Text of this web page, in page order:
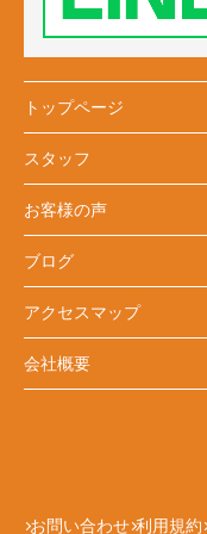
トップページ
スタッフ
お客様の声
ブログ
アクセスマップ
会社概要
お問い合わせ 利用規約